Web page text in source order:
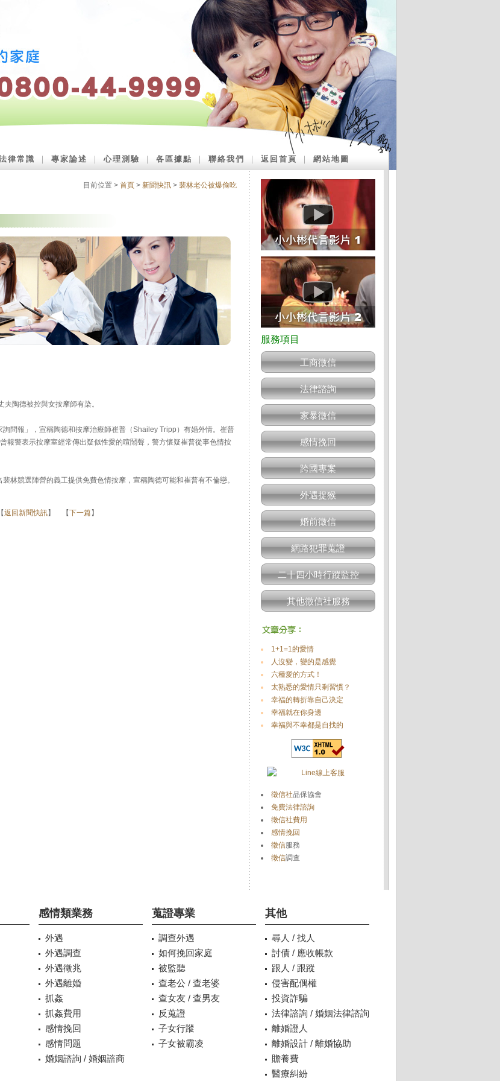
律常識 專家論述 ｜心理測驗 各區據點 聯絡我們 返回首頁 網站地圖
目前位置 > 首頁 > 新聞快訊 > 裴林老公被爆偷吃
陶德被控與女按摩師有染。
問報」，宣稱陶德和按摩治療師崔普（Shailey Tripp）有婚外情。崔普
報警表示按摩室經常傳出疑似性愛的喧鬧聲，警方懷疑崔普從事色情按
林競選陣營的義工提供免費色情按摩，宣稱陶德可能和崔普有不倫戀。
返回新聞快訊】 【下一篇】
工商徵信
法律諮詢
家暴徵信
感情挽回
跨國專案
外遇捉猴
婚前徵信
網路犯罪蒐證
二十四小時行蹤監控
其他徵信社服務
1+1=1的愛情
人沒變，變的是感覺
六種愛的方式！
太熟悉的愛情只剩習慣？
幸福的轉折靠自己決定
幸福就在你身邊
幸福與不幸都是自找的
徵信社品保協會
免費法律諮詢
徵信社費用
感情挽回
徵信服務
徵信調查
感情類業務
外遇
外遇調查
外遇徵兆
外遇離婚
抓姦
抓姦費用
感情挽回
感情問題
婚姻諮詢 / 婚姻諮商
蒐證專業
調查外遇
如何挽回家庭
被監聽
查老公 / 查老婆
查女友 / 查男友
反蒐證
子女行蹤
子女被霸凌
其他
尋人 / 找人
討債 / 應收帳款
跟人 / 跟蹤
侵害配偶權
投資詐騙
法律諮詢 / 婚姻法律諮詢
離婚證人
離婚設計 / 離婚協助
贍養費
醫療糾紛